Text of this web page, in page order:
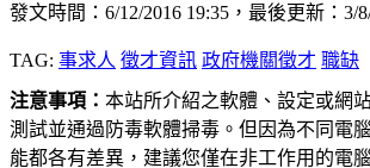
發文時間：6/12/2016 19:35，最後更新：3/
TAG: 事求人 徵才資訊 政府機關徵才 職缺
注意事項： 本站所介紹之軟體、設定或網
測試並通過防毒軟體掃毒。但因為不同電
能都各有差異，建議您僅在非工作用的電